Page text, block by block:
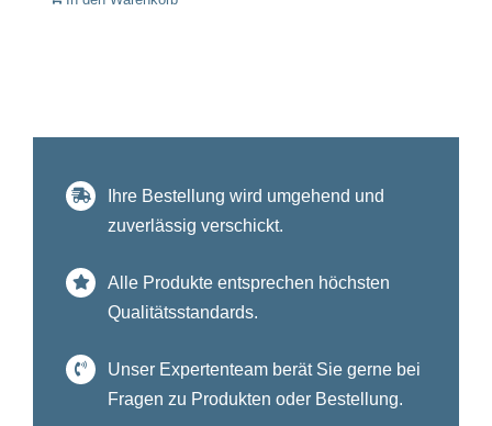
Ihre Bestellung wird umgehend und
zuverlässig verschickt.
Alle Produkte entsprechen höchsten
Qualitätsstandards.
Unser Expertenteam berät Sie gerne bei
Fragen zu Produkten oder Bestellung.